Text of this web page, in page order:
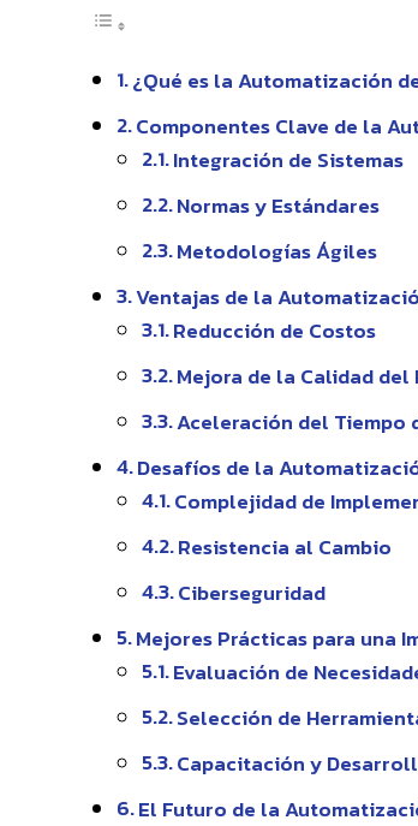
¿Qué es la Automatización
Componentes Clave de la
Integración de Sistemas
Normas y Estándares
Metodologías Ágiles
Ventajas de la
Reducción de Costos
Mejora de la Calidad
Aceleración del Tiempo
Desafíos de la
Complejidad de
Resistencia al Cambio
Ciberseguridad
Mejores Prácticas para una
Evaluación de
Selección de
Capacitación y
El Futuro de la